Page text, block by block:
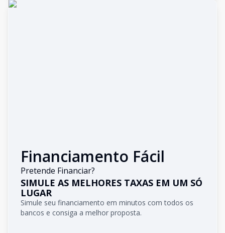
Financiamento Fácil
Pretende Financiar?
SIMULE AS MELHORES TAXAS EM UM SÓ
LUGAR
Simule seu financiamento em minutos com todos os
bancos e consiga a melhor proposta.